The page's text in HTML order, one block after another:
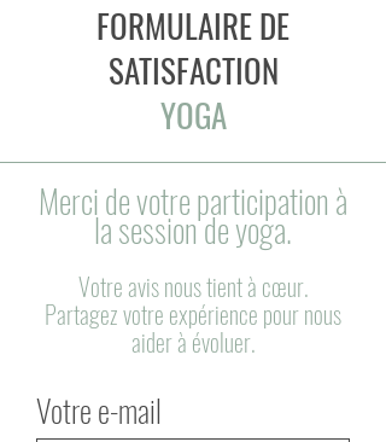
FORMULAIRE DE
SATISFACTION
YOGA
Merci de votre participation à
la session de yoga.
Votre avis nous tient à cœur.
Partagez votre expérience pour nous
aider à évoluer.
Votre e-mail